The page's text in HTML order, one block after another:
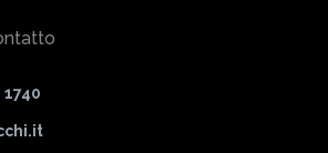
1740